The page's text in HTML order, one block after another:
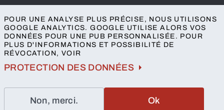
Conditions générales
Protection des données
Contact
POUR UNE ANALYSE PLUS PRÉCISE, NOUS UTILISONS
GOOGLE ANALYTICS. GOOGLE UTILISE ALORS VOS
DONNÉES POUR UNE PUB PERSONNALISÉE. POUR
PLUS D'INFORMATIONS ET POSSIBILITÉ DE
RÉVOCATION, VOIR
PROTECTION DES DONNÉES
Non, merci. Ok